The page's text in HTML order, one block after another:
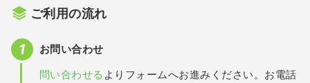
ご利用の流れ
お問い合わせ
問い合わせる よりフォームへお進みください。お電話